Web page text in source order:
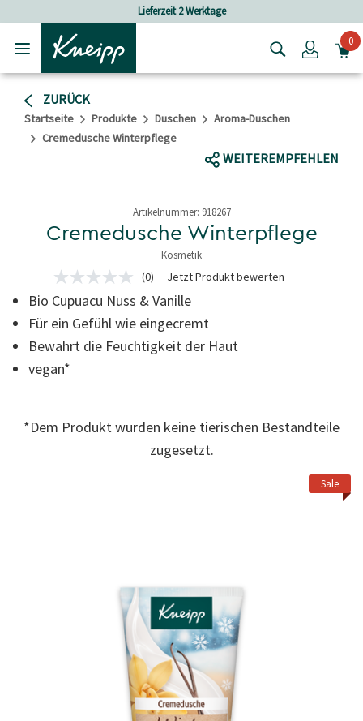
Lieferzeit 2 Werktage
Login0
ZURÜCK
Startseite Produkte Duschen
Aroma-Duschen
Cremedusche Winterpflege
WEITEREMPFEHLEN
Sale
Artikelnummer: 918267
Cremedusche Winterpflege
Kosmetik
3,2 von 5 Sternen
Kein
Beurteilungswert
Link
auf
Seite.
(0) Jetzt Produkt bewerten
Bio Cupuacu Nuss & Vanille
Für ein Gefühl wie eingecremt
Bewahrt die Feuchtigkeit der Haut
vegan*
*Dem Produkt wurden keine tierischen Bestandteile
zugesetzt.